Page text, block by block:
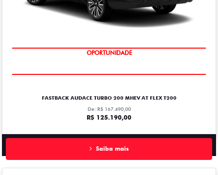
OPORTUNIDADE
FASTBACK AUDACE TURBO 200 MHEV AT FLEX T200
De: R$ 167.490,00
R$ 125.190,00
Saiba mais